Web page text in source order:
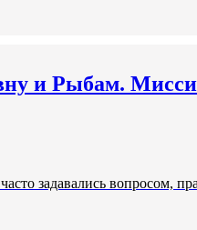
и Рыбам.
задавались вопросом,